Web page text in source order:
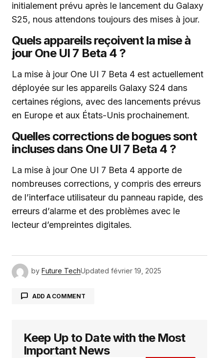
initialement prévu après le lancement du Galaxy
S25, nous attendons toujours des mises à jour.
Quels appareils reçoivent la mise à
jour One UI 7 Beta 4 ?
La mise à jour One UI 7 Beta 4 est actuellement
déployée sur les appareils Galaxy S24 dans
certaines régions, avec des lancements prévus
en Europe et aux États-Unis prochainement.
Quelles corrections de bogues sont
incluses dans One UI 7 Beta 4 ?
La mise à jour One UI 7 Beta 4 apporte de
nombreuses corrections, y compris des erreurs
de l’interface utilisateur du panneau rapide, des
erreurs d’alarme et des problèmes avec le
lecteur d’empreintes digitales.
by Future TechUpdated février 19, 2025
ADD A COMMENT
Votre adresse e-mail ne sera pas publiée. Les
champs obligatoires sont indiqués avec
Keep Up to Date with the Most
Important News